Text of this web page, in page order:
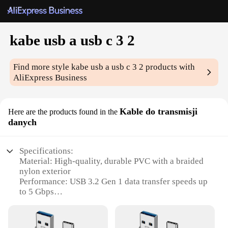
kabe usb a usb c 3 2
Find more stylekabe usb a usb c 3 2 products with
AliExpress Business
Here are the products found in the Kable do transmisji
danych
Specifications:
Material: High-quality, durable PVC with a braided
nylon exterior
Performance: USB 3.2 Gen 1 data transfer speeds up
to 5 Gbps
USB-C connector
Compatibility: Supports USB-A and USB-C devices